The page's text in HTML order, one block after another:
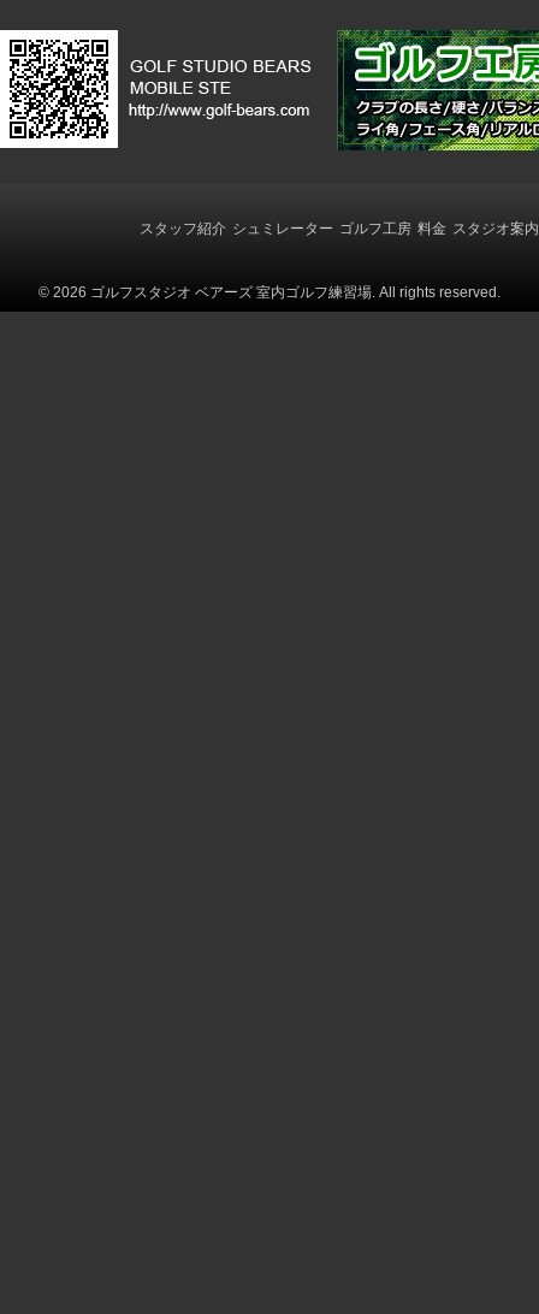
記
事
へ
の
リ
スタッフ紹介 シュミレーター ゴルフ工房 料金 スタジオ案内
© 2026 ゴルフスタジオ ベアーズ 室内ゴルフ練習場. All rights reserved.